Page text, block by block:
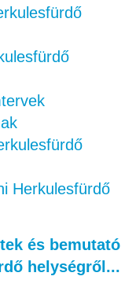
Herkulesfürdő
és bemutató
helységről...